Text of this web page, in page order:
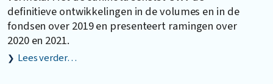
definitieve ontwikkelingen in de volumes en in de
fondsen over 2019 en presenteert ramingen over
2020 en 2021.
Lees verder…